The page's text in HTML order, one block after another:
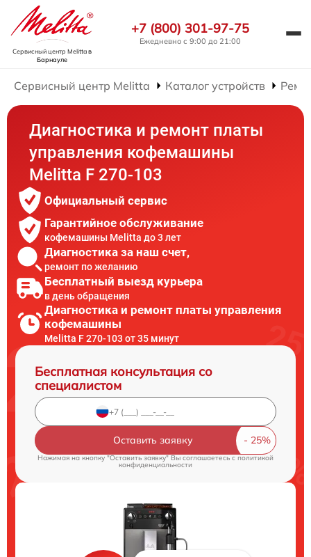
Сервисный центр Melittaв
Барнауле
+7 (800) 301-97-75
Ежедневно с 9:00 до 21:00
Сервисный центр Melitta Каталог устройств
Диагностика и ремонт платы
управления кофемашины
Melitta F 270-103
Официальный сервис
Гарантийное обслуживание
кофемашины Melitta до 3 лет
Диагностика за наш счет,
ремонт по желанию
Бесплатный выезд курьера
в день обращения
Диагностика и ремонт платы управления
кофемашины
Melitta F 270-103 от 35 минут
Бесплатная консультация со
специалистом
Оставить заявку
Нажимая на кнопку "Оставить заявку" Вы соглашаетесь cполитикой
конфиденциальности